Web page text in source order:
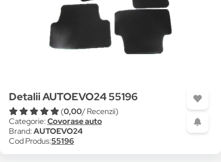
Detalii AUTOEVO24 55196
(0,00/ Recenzii)
Categorie:Covorase auto
Brand:AUTOEVO24
Cod Produs:55196